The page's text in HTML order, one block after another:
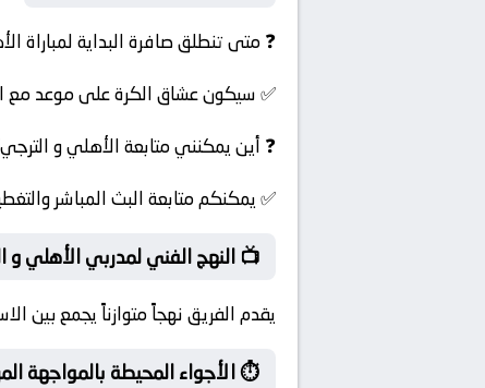
❓ متى تنطلق صافرة البداية لمباراة
✅ سيكون عشاق الكرة على موعد مع
❓ أين يمكنني متابعة الأهلي و
✅ يمكنكم متابعة البث المباشر
📺 النهج الفني لمدربي الأهلي و
يقدم الفريق نهجاً متوازناً يجمع بين
⏱️ الأجواء المحيطة بالمواجهة